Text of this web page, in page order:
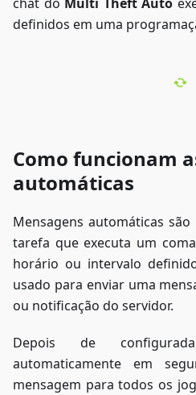
definidos em uma
Como funcionam
automáticas
Mensagens automáticas
tarefa que executa um
horário ou intervalo
usado para enviar uma
ou notificação do servidor.
Depois de
automaticamente em
mensagem para todos os